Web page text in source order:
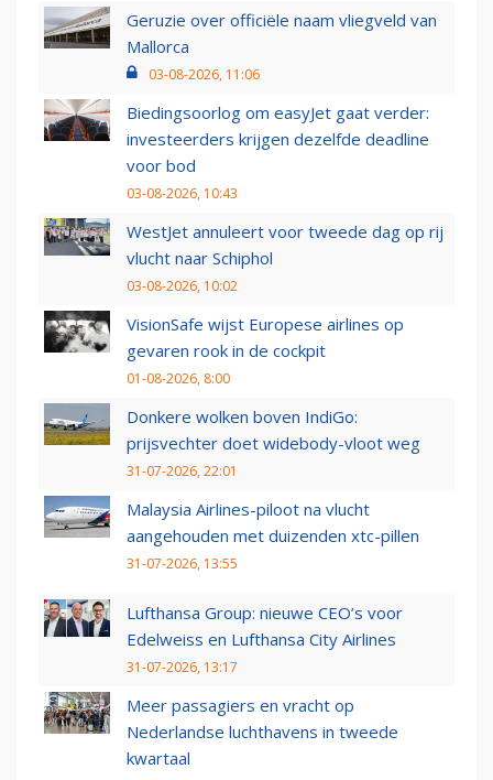
Geruzie over officiële naam vliegveld van
Mallorca
03-08-2026, 11:06
Biedingsoorlog om easyJet gaat verder:
investeerders krijgen dezelfde deadline
voor bod
03-08-2026, 10:43
WestJet annuleert voor tweede dag op rij
vlucht naar Schiphol
03-08-2026, 10:02
VisionSafe wijst Europese airlines op
gevaren rook in de cockpit
01-08-2026, 8:00
Donkere wolken boven IndiGo:
prijsvechter doet widebody-vloot weg
31-07-2026, 22:01
Malaysia Airlines-piloot na vlucht
aangehouden met duizenden xtc-pillen
31-07-2026, 13:55
Lufthansa Group: nieuwe CEO’s voor
Edelweiss en Lufthansa City Airlines
31-07-2026, 13:17
Meer passagiers en vracht op
Nederlandse luchthavens in tweede
kwartaal